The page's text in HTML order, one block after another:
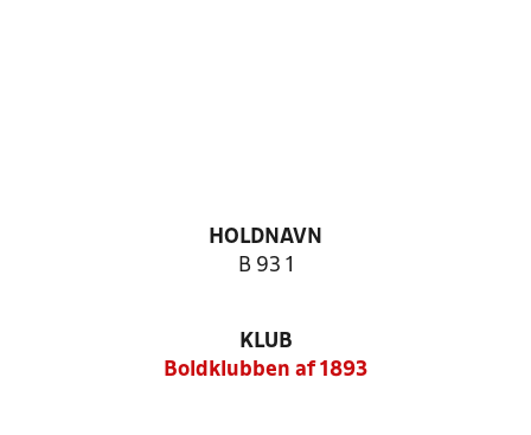
HOLDNAVN
B 93 1
KLUB
Boldklubben af 1893